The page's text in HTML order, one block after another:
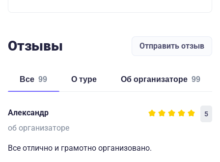
Отзывы Отправить отзыв
Все 99 о туре об организаторе 99
Александр 5
об организаторе
Все отлично и грамотно организовано.